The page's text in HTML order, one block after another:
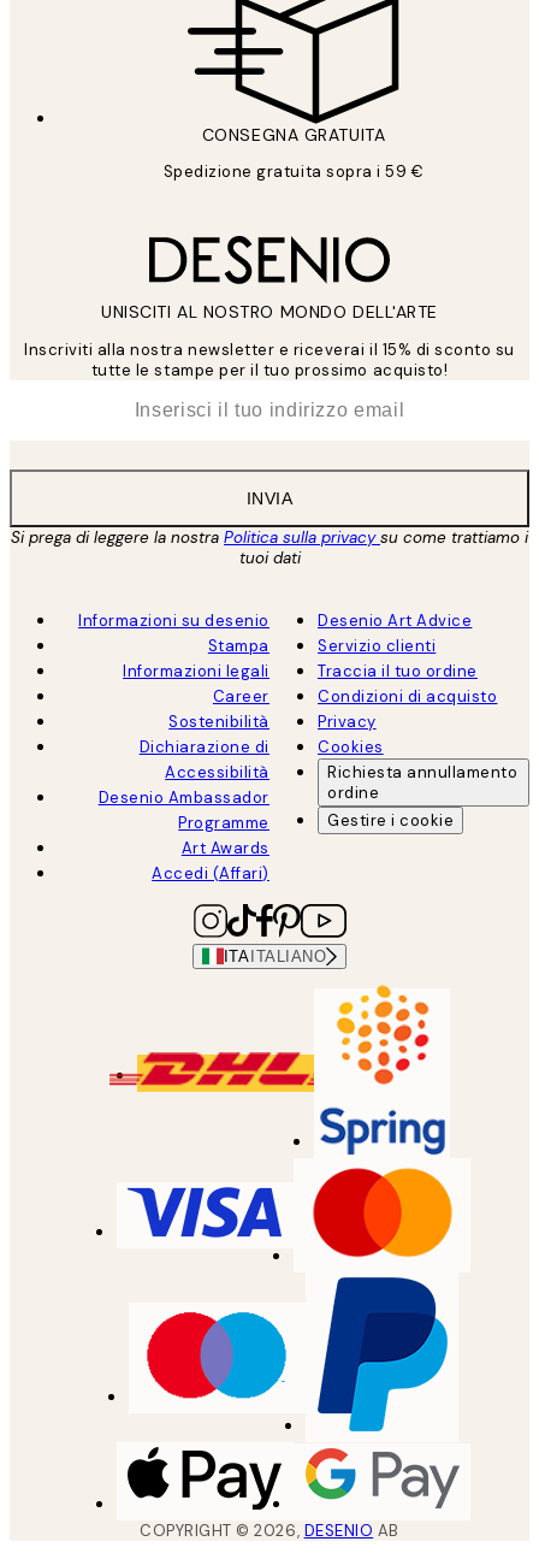
CONSEGNA GRATUITA
Spedizione gratuita sopra i 59 €
UNISCITI AL NOSTRO MONDO DELL'ARTE
Inscriviti alla nostra newsletter e riceverai il 15% di sconto su
tutte le stampe per il tuo prossimo acquisto!
INVIA
Si prega di leggere la nostra Politica sulla privacysu come trattiamo i
tuoi dati
Informazioni su desenio
Stampa
Informazioni legali
Career
Sostenibilità
Dichiarazione di
Accessibilità
Desenio Ambassador
Programme
Art Awards
Accedi (Affari)
Desenio Art Advice
Servizio clienti
Traccia il tuo ordine
Condizioni di acquisto
Privacy
Cookies
Richiesta annullamento
ordine
Gestire i cookie
ITA ITALIANO
COPYRIGHT ©2026, DESENIO AB